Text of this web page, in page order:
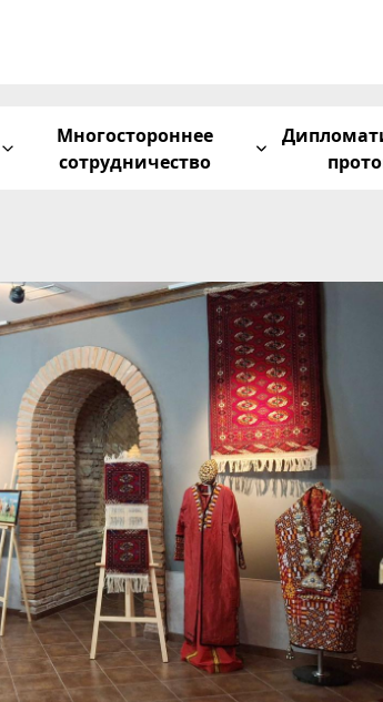
Многостороннее
сотрудничество